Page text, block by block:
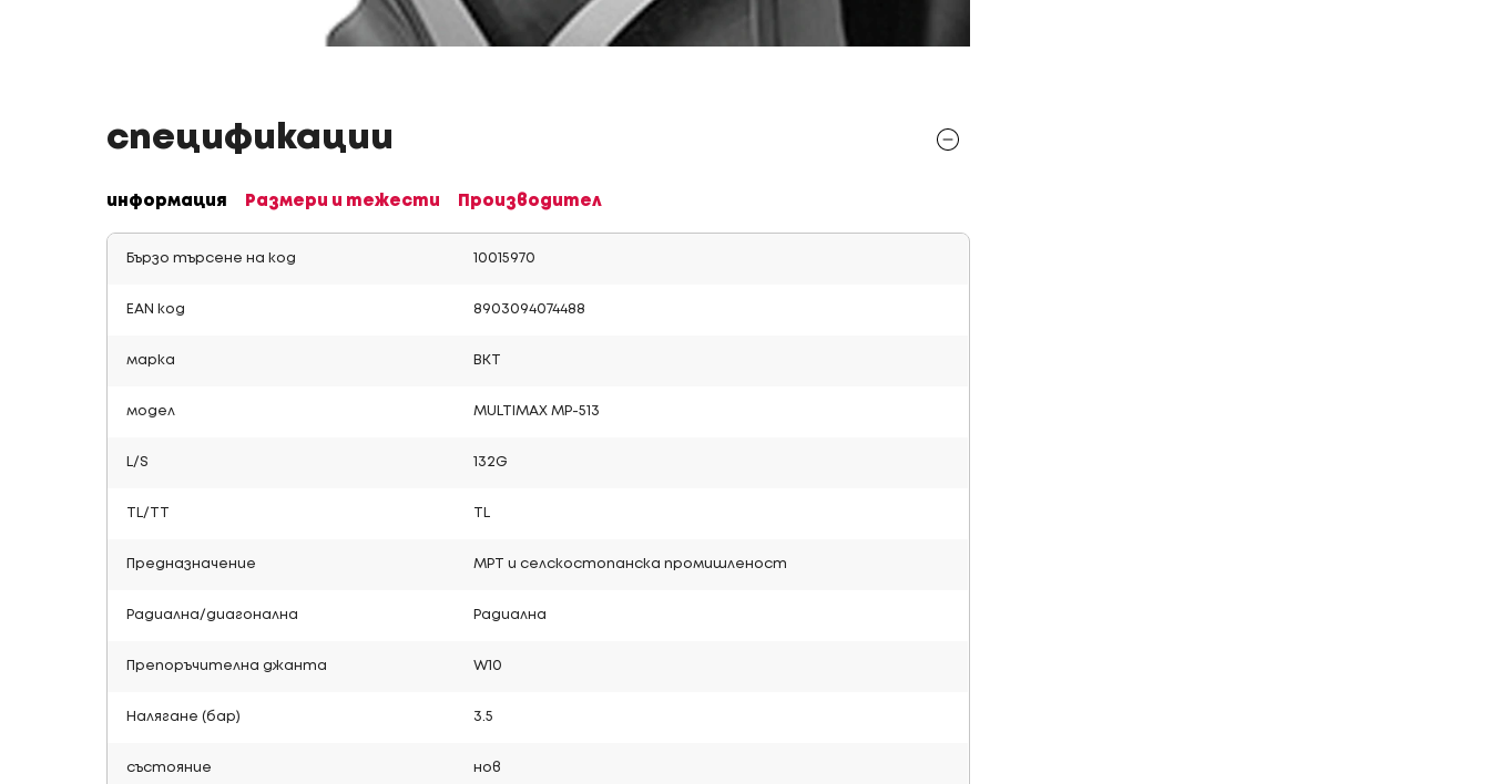
спецификации
информация Размери и тежести Производител
Бързо търсене на код 10015970
EAN код 8903094074488
марка BKT
модел MULTIMAX MP-513
L/S 132G
TL/TT
Предназначение МРТ и селскостопанска промишленост
Радиална/диагонална Радиална
Препоръчителна джанта W10
Налягане (бар) 3.5
състояние нов